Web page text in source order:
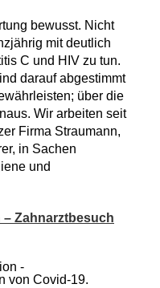
bewusst. Nicht
mit deutlich
C und HIV zu tun.
darauf abgestimmt
über die
Wir arbeiten seit
Firma Straumann,
in Sachen
und
Zahnarztbesuch